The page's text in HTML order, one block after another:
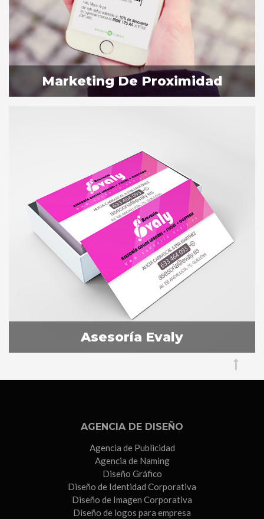
Marketing De Proximidad
Asesoría Evaly
AGENCIA DE DISEÑO
Agencia de Publicidad
Agencia de Naming
Diseño Gráfico
Diseño de Identidad Corporativa
Diseño de Imagen Corporativa
Diseño de logos para empresa